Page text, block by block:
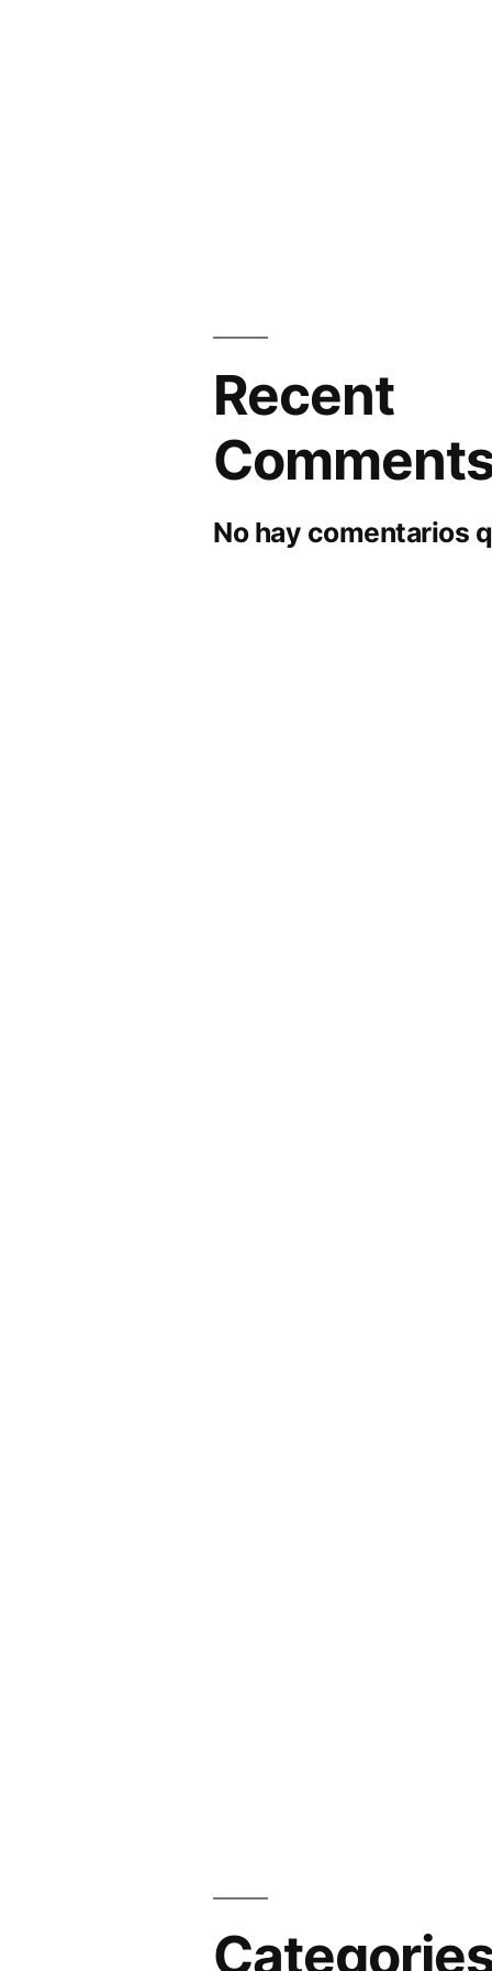
Recent
No hay comentarios